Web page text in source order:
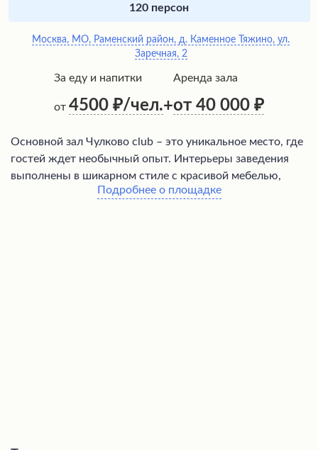
120 персон
Москва, МО, Раменский район, д. Каменное Тяжино, ул.
Заречная, 2
За еду и напитки
от 4500 /чел.+
Аренда зала
от 40 000
Основной зал Чулково club – это уникальное место, где
гостей ждет необычный опыт. Интерьеры заведения
выполнены в шикарном стиле с красивой мебелью,
люстрами и тематическими номерами, оформленными
Подробнее о площадке